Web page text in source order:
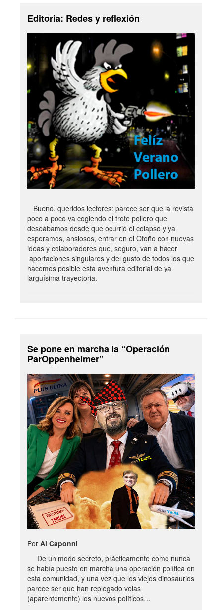
Editoria: Redes y reflexión
Bueno, queridos lectores: parece ser que la revista
poco a poco va cogiendo el trote pollero que
deseábamos desde que ocurrió el colapso y ya
esperamos, ansiosos, entrar en el Otoño con nuevas
ideas y colaboradores que, seguro, van a hacer
aportaciones singulares y del gusto de todos los que
hacemos posible esta aventura editorial de ya
larguísima trayectoria.
Se pone en marcha la “Operación
ParOppenheimer”
Por Al Caponni
De un modo secreto, prácticamente como nunca
se había puesto en marcha una operación política en
esta comunidad, y una vez que los viejos dinosaurios
parece ser que han replegado velas
(aparentemente) los nuevos políticos…